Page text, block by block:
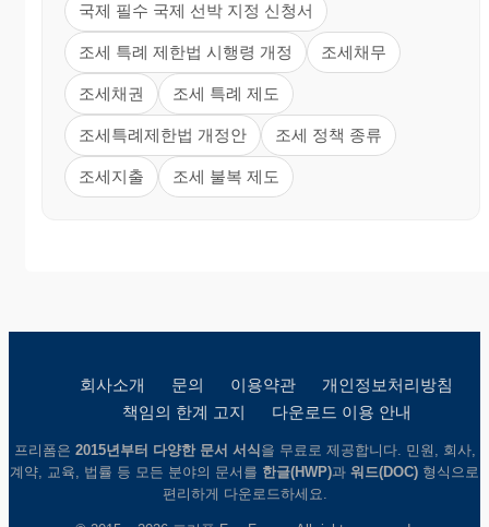
국제 필수 국제 선박 지정 신청서
조세 특례 제한법 시행령 개정 조세채무
조세채권 조세 특례 제도
조세특례제한법 개정안 조세 정책 종류
조세지출 조세 불복 제도
회사소개 문의 이용약관
개인정보처리방침
책임의 한계 고지
다운로드 이용 안내
프리폼은 2015년부터 다양한 문서 서식 을 무료로 제공합니다. 민원, 회사,
계약, 교육, 법률 등 모든 분야의 문서를 한글(HWP)과 워드(DOC) 형식으로
편리하게 다운로드하세요.